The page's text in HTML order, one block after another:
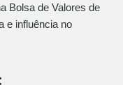
Bolsa de Valores de
e influência no